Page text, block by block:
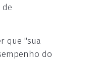
que "sua
do